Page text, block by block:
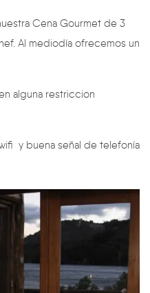
Cena Gourmet de 3
Al mediodía ofrecemos un
alguna restriccion
y buena señal de telefonía